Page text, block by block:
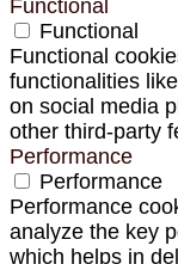
Functional
Functional
Functional
functionalities
on social media
other third-party
Performance
Performance
Performance
analyze the key
which helps in